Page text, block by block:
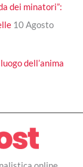
dei minatori”:
10 Agosto
dell’anima